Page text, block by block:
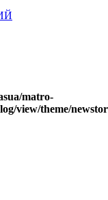
matro-
view/theme/